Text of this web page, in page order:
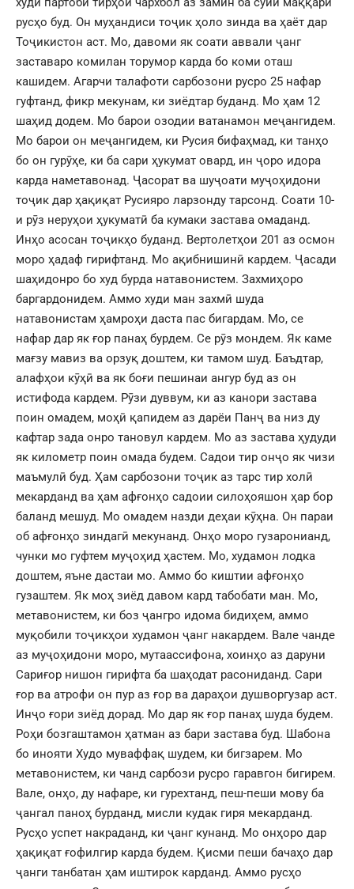
русҳо буд. Он муҳандиси тоҷик ҳоло зинда ва ҳаёт дар
Тоҷикистон аст. Мо, давоми як соати аввали ҷанг
заставаро комилан торумор карда бо коми оташ
кашидем. Агарчи талафоти сарбозони русро 25 нафар
гуфтанд, фикр мекунам, ки зиёдтар буданд. Мо ҳам 12
шаҳид додем. Мо барои озодии ватанамон меҷангидем.
Мо барои он меҷангидем, ки Русия бифаҳмад, ки танҳо
бо он гурӯҳе, ки ба сари ҳукумат овард, ин ҷоро идора
карда наметавонад. Ҷасорат ва шуҷоати муҷоҳидони
тоҷик дар ҳақиқат Русияро ларзонду тарсонд. Соати 10-
и рӯз неруҳои ҳукуматӣ ба кумаки застава омаданд.
Инҳо асосан тоҷикҳо буданд. Вертолетҳои 201 аз осмон
моро ҳадаф гирифтанд. Мо ақибнишинӣ кардем. Ҷасади
шаҳидонро бо худ бурда натавонистем. Захмиҳоро
баргардонидем. Аммо худи ман захмӣ шуда
натавонистам ҳамроҳи даста пас бигардам. Мо, се
нафар дар як ғор панаҳ бурдем. Се рӯз мондем. Як каме
мағзу мавиз ва орзуқ доштем, ки тамом шуд. Баъдтар,
алафҳои кӯҳӣ ва як боғи пешинаи ангур буд аз он
истифода кардем. Рӯзи дуввум, ки аз канори застава
поин омадем, моҳӣ қапидем аз дарёи Панҷ ва низ ду
кафтар зада онро тановул кардем. Мо аз застава ҳудуди
як километр поин омада будем. Садои тир онҷо як чизи
маъмулӣ буд. Ҳам сарбозони тоҷик аз тарс тир холӣ
мекарданд ва ҳам афғонҳо садоии силоҳояшон ҳар бор
баланд мешуд. Мо омадем назди деҳаи кӯҳна. Он параи
об афғонҳо зиндагӣ мекунанд. Онҳо моро гузаронианд,
чунки мо гуфтем муҷоҳид ҳастем. Мо, худамон лодка
доштем, яъне дастаи мо. Аммо бо киштии афғонҳо
гузаштем. Як моҳ зиёд давом кард табобати ман. Мо,
метавонистем, ки боз ҷангро идома бидиҳем, аммо
муқобили тоҷикҳои худамон ҷанг накардем. Вале чанде
аз муҷоҳидони моро, мутаассифона, хоинҳо аз даруни
Сариғор нишон гирифта ба шаҳодат расониданд. Сари
ғор ва атрофи он пур аз ғор ва дараҳои душворгузар аст.
Инҷо ғори зиёд дорад. Мо дар як ғор панаҳ шуда будем.
Роҳи бозгаштамон ҳатман аз бари застава буд. Шабона
бо инояти Худо муваффақ шудем, ки бигзарем. Мо
метавонистем, ки чанд сарбози русро гаравгон бигирем.
Вале, онҳо, ду нафаре, ки гурехтанд, пеш-пеши мову ба
ҷангал паноҳ бурданд, мисли кудак гиря мекарданд.
Русҳо успет накраданд, ки ҷанг кунанд. Мо онҳоро дар
ҳақиқат ғофилгир карда будем. Қисми пеши бачаҳо дар
ҷанги танбатан ҳам иштирок карданд. Аммо русҳо